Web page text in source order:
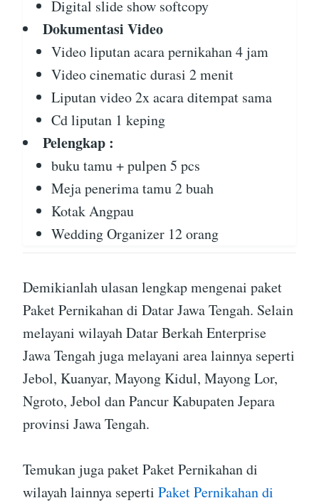
Digital slide show softcopy
Dokumentasi Video
Video liputan acara pernikahan 4 jam
Video cinematic durasi 2 menit
Liputan video 2x acara ditempat sama
Cd liputan 1 keping
Pelengkap :
buku tamu + pulpen 5 pcs
Meja penerima tamu 2 buah
Kotak Angpau
Wedding Organizer 12 orang
Demikianlah ulasan lengkap mengenai paket
Paket Pernikahan di Datar Jawa Tengah. Selain
melayani wilayah Datar Berkah Enterprise
Jawa Tengah juga melayani area lainnya seperti
Jebol, Kuanyar, Mayong Kidul, Mayong Lor,
Ngroto, Jebol dan Pancur Kabupaten Jepara
provinsi Jawa Tengah.
Temukan juga paket Paket Pernikahan di
wilayah lainnya seperti Paket Pernikahan di